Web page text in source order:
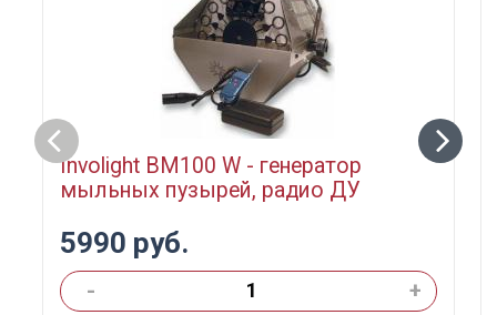
Involight BM100 W - генератор
мыльных пузырей, радио ДУ
5990 руб.
-
+